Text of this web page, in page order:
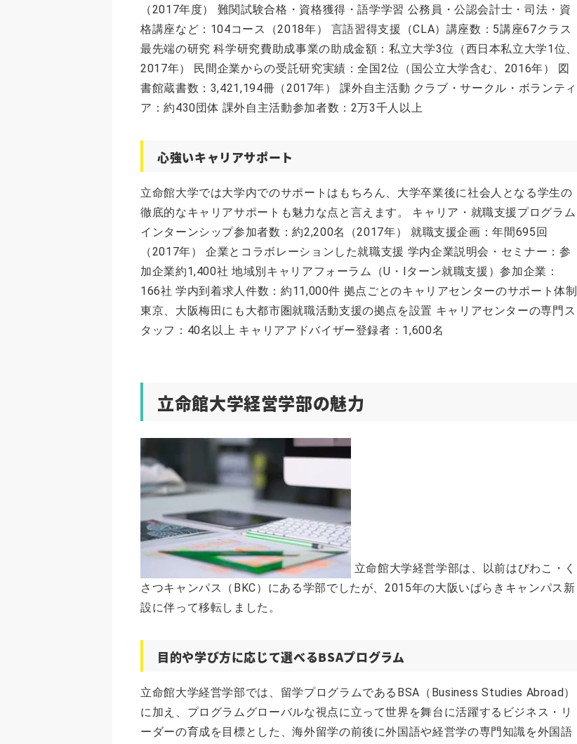
（2017年度） 難関試験合格・資格獲得・語学学習 公務員・公認会計士・司法・資
格講座など：104コース（2018年） 言語習得支援（CLA）講座数：5講座67クラス
最先端の研究 科学研究費助成事業の助成金額：私立大学3位（西日本私立大学1位、
2017年） 民間企業からの受託研究実績：全国2位（国公立大学含む、2016年） 図
書館蔵書数：3,421,194冊（2017年） 課外自主活動 クラブ・サークル・ボランティ
ア：約430団体 課外自主活動参加者数：2万3千人以上
心強いキャリアサポート
立命館大学では大学内でのサポートはもちろん、大学卒業後に社会人となる学生の
徹底的なキャリアサポートも魅力な点と言えます。 キャリア・就職支援プログラム
インターンシップ参加者数：約2,200名（2017年） 就職支援企画：年間695回
（2017年） 企業とコラボレーションした就職支援 学内企業説明会・セミナー：参
加企業約1,400社 地域別キャリアフォーラム（U・Iターン就職支援）参加企業：
166社 学内到着求人件数：約11,000件 拠点ごとのキャリアセンターのサポート体制
東京、大阪梅田にも大都市圏就職活動支援の拠点を設置 キャリアセンターの専門ス
タッフ：40名以上 キャリアアドバイザー登録者：1,600名
立命館大学経営学部の魅力
立命館大学経営学部は、以前はびわこ・く
さつキャンパス（BKC）にある学部でしたが、2015年の大阪いばらきキャンパス新
設に伴って移転しました。
目的や学び方に応じて選べるBSAプログラム
立命館大学経営学部では、留学プログラムであるBSA（Business Studies Abroad）
に加え、プログラムグローバルな視点に立って世界を舞台に活躍するビジネス・リ
ーダーの育成を目標とした、海外留学の前後に外国語や経営学の専門知識を外国語